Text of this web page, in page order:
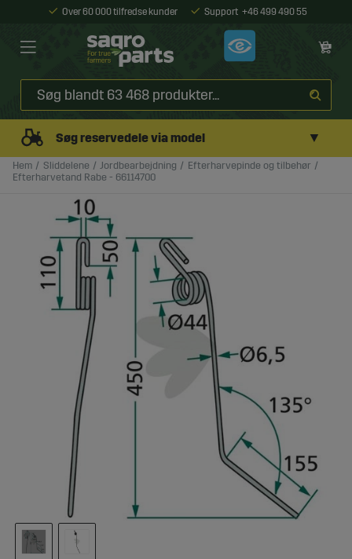
Over 60 000 tilfredse kunder Support +46 499 490 55
Søg reservedele via model ▼
Hem Sliddelene Jordbearbejdning
Efterharvepinde og tilbehør
Efterharvetand Rabe - 66114700